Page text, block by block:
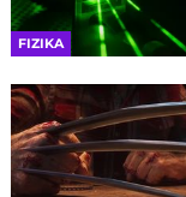
FIZIKA